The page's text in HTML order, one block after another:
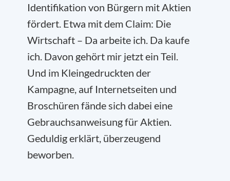
Identifikation von Bürgern mit Aktien
fördert. Etwa mit dem Claim: Die
Wirtschaft – Da arbeite ich. Da kaufe
ich. Davon gehört mir jetzt ein Teil.
Und im Kleingedruckten der
Kampagne, auf Internetseiten und
Broschüren fände sich dabei eine
Gebrauchsanweisung für Aktien.
Geduldig erklärt, überzeugend
beworben.